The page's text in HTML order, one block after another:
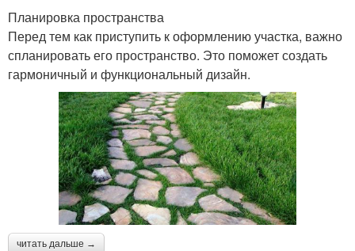
Планировка пространства
Перед тем как приступить к оформлению участка, важно
спланировать его пространство. Это поможет создать
гармоничный и функциональный дизайн.
читать дальше →